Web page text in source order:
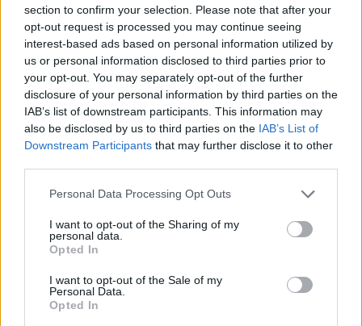
section to confirm your selection. Please note that after your
opt-out request is processed you may continue seeing
interest-based ads based on personal information utilized by
us or personal information disclosed to third parties prior to
your opt-out. You may separately opt-out of the further
disclosure of your personal information by third parties on the
IAB’s list of downstream participants. This information may
also be disclosed by us to third parties on the IAB’s List of
Downstream Participants that may further disclose it to other
Please note that this website/app uses one or more Google
not limited to your visit or usage behaviour. You may click to
grant or deny consent to Google and its third-party tags to
use your data for below specified purposes in below Google
consent section.
Personal Data Processing Opt Outs
I want to opt-out of the Sharing of my
personal data.
Opted In
I want to opt-out of the Sale of my
Personal Data.
Opted In
Toszkán gasztrokarnevál Mona Lisa
kedvencével